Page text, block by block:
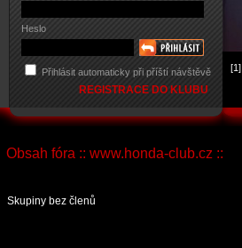
Heslo
Přihlásit automaticky při příští návštěvě
REGISTRACE DO KLUBU
[1]
Obsah fóra :: www.honda-club.cz ::
Skupiny bez členů